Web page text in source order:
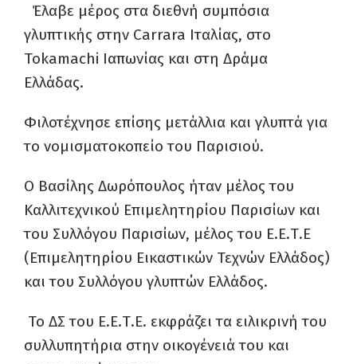
Έλαβε μέρος στα διεθνή συμπόσια
γλυπτικής στην Carrara Iταλίας, στο
Tokamachi Ιαπωνίας και στη Δράμα
Ελλάδας.
Φιλοτέχνησε επίσης μετάλλια και γλυπτά για
το νομισματοκοπείο του Παρισιού.
Ο Βασίλης Δωρόπουλος ήταν μέλος του
Καλλιτεχνικού Επιμελητηρίου Παρισίων και
του Συλλόγου Παρισίων, μέλος του Ε.Ε.Τ.Ε
(Επιμελητηρίου Εικαστικών Τεχνών Ελλάδος)
και του Συλλόγου γλυπτών Ελλάδος.
Το ΔΣ του Ε.Ε.Τ.Ε. εκφράζει τα ειλικρινή του
συλλυπητήρια στην οικογένειά του και